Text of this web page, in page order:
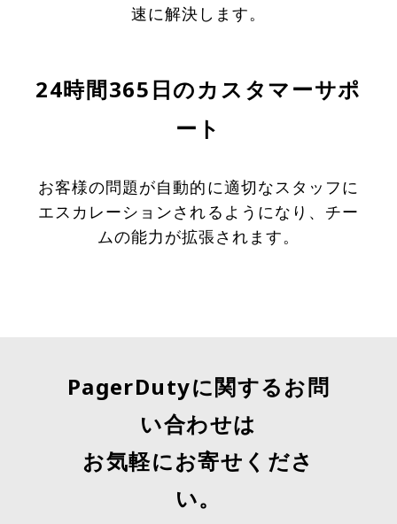
速に解決します。
24時間365日のカスタマーサポ
ート
お客様の問題が自動的に適切なスタッフに
エスカレーションされるようになり、チー
ムの能力が拡張されます。
PagerDutyに関するお問
い合わせは
お気軽にお寄せくださ
い。